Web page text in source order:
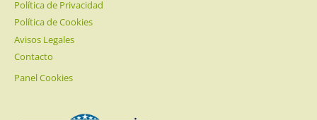
Política de Privacidad
Política de Cookies
Avisos Legales
Contacto
Panel Cookies